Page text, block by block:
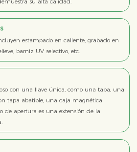
estampado en caliente, grabado en
barniz UV selectivo, etc.
con una llave única, como una tapa, una
tapa abatible, una caja magnética
de apertura es una extensión de la